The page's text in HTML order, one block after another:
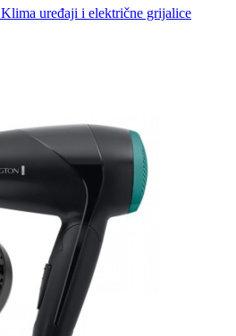
Klima uređaji i električne grijalice